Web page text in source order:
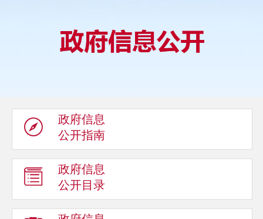
政府信息
公开指南
政府信息
公开目录